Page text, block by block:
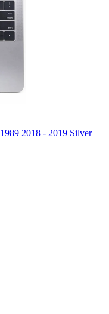
2018 - 2019 Silver